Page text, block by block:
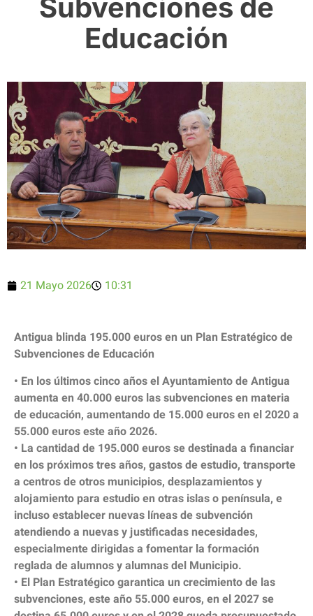
Subvenciones de
Educación
21 Mayo 2026 10:31
Antigua blinda 195.000 euros en un Plan Estratégico de
Subvenciones de Educación
• En los últimos cinco años el Ayuntamiento de Antigua
aumenta en 40.000 euros las subvenciones en materia
de educación, aumentando de 15.000 euros en el 2020 a
55.000 euros este año 2026.
• La cantidad de 195.000 euros se destinada a financiar
en los próximos tres años, gastos de estudio, transporte
a centros de otros municipios, desplazamientos y
alojamiento para estudio en otras islas o península, e
incluso establecer nuevas líneas de subvención
atendiendo a nuevas y justificadas necesidades,
especialmente dirigidas a fomentar la formación
reglada de alumnos y alumnas del Municipio.
• El Plan Estratégico garantica un crecimiento de las
subvenciones, este año 55.000 euros, en el 2027 se